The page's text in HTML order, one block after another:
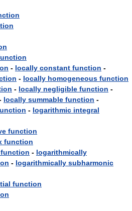
- locally constant function -
- locally homogeneous function
- locally negligible function -
locally summable function -
- logarithmic integral
function
function
- logarithmically
- logarithmically subharmonic
function